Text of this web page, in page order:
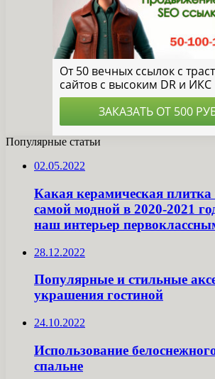
Популярные статьи
02.05.2022
Какая керамическая плитка
самой модной в 2020-2021
наш интерьер
28.12.2022
Популярные и стильные
украшения гостиной
24.10.2022
Использование
спальне